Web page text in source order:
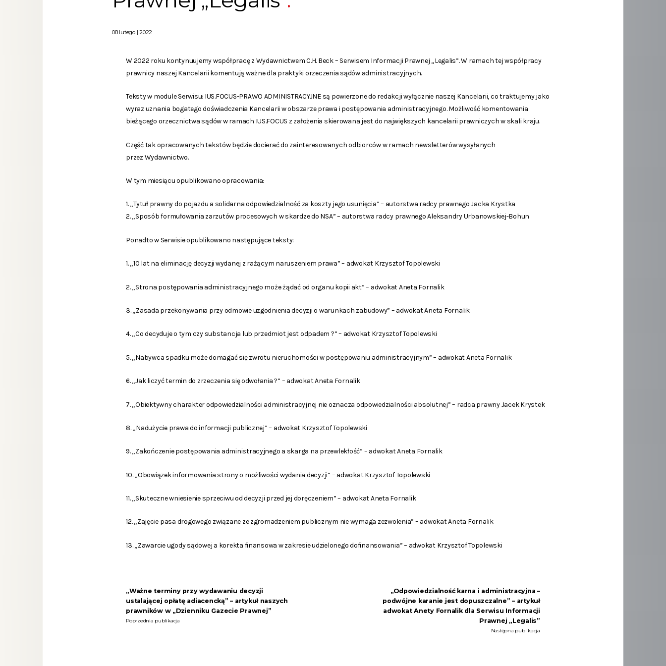
08 lutego | 2022
W 2022 roku kontynuujemy współpracę z Wydawnictwem C.H. Beck – Serwisem Informacji Prawnej „Legalis”. W ramach tej współpracy
prawnicy naszej Kancelarii komentują ważne dla praktyki orzeczenia sądów administracyjnych.
Teksty w module Serwisu: IUS.FOCUS-PRAWO ADMINISTRACYJNE są powierzone do redakcji wyłącznie naszej Kancelarii, co traktujemy jako
wyraz uznania bogatego doświadczenia Kancelarii w obszarze prawa i postępowania administracyjnego. Możliwość komentowania
bieżącego orzecznictwa sądów w ramach IUS.FOCUS z założenia skierowana jest do największych kancelarii prawniczych w skali kraju.
Część tak opracowanych tekstów będzie docierać do zainteresowanych odbiorców w ramach newsletterów wysyłanych
przez Wydawnictwo.
W tym miesiącu opublikowano opracowania:
1. „Tytuł prawny do pojazdu a solidarna odpowiedzialność za koszty jego usunięcia” – autorstwa radcy prawnego Jacka Krystka
2. „Sposób formułowania zarzutów procesowych w skardze do NSA” – autorstwa radcy prawnego Aleksandry Urbanowskiej-Bohun
Ponadto w Serwisie opublikowano następujące teksty:
1. „10 lat na eliminację decyzji wydanej z rażącym naruszeniem prawa” – adwokat Krzysztof Topolewski
2. „Strona postępowania administracyjnego może żądać od organu kopii akt” – adwokat Aneta Fornalik
3. „Zasada przekonywania przy odmowie uzgodnienia decyzji o warunkach zabudowy” – adwokat Aneta Fornalik
4. „Co decyduje o tym czy substancja lub przedmiot jest odpadem ?” – adwokat Krzysztof Topolewski
5. „Nabywca spadku może domagać się zwrotu nieruchomości w postępowaniu administracyjnym” – adwokat Aneta Fornalik
6. „Jak liczyć termin do zrzeczenia się odwołania ?” – adwokat Aneta Fornalik
7. „Obiektywny charakter odpowiedzialności administracyjnej nie oznacza odpowiedzialności absolutnej” – radca prawny Jacek Krystek
8. „Nadużycie prawa do informacji publicznej” – adwokat Krzysztof Topolewski
9. „Zakończenie postępowania administracyjnego a skarga na przewlekłość” – adwokat Aneta Fornalik
10. „Obowiązek informowania strony o możliwości wydania decyzji” – adwokat Krzysztof Topolewski
11. „Skuteczne wniesienie sprzeciwu od decyzji przed jej doręczeniem” – adwokat Aneta Fornalik
12. „Zajęcie pasa drogowego związane ze zgromadzeniem publicznym nie wymaga zezwolenia” – adwokat Aneta Fornalik
13. „Zawarcie ugody sądowej a korekta finansowa w zakresie udzielonego dofinansowania” – adwokat Krzysztof Topolewski
„Ważne terminy przy wydawaniu decyzji
ustalającej opłatę adiacencką” – artykuł naszych
prawników w „Dzienniku Gazecie Prawnej”
Poprzednia publikacja
„Odpowiedzialność karna i administracyjna –
podwójne karanie jest dopuszczalne” – artykuł
adwokat Anety Fornalik dla Serwisu Informacji
Prawnej „Legalis”
Następna publikacja